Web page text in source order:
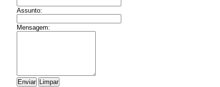
Assunto:
Mensagem: